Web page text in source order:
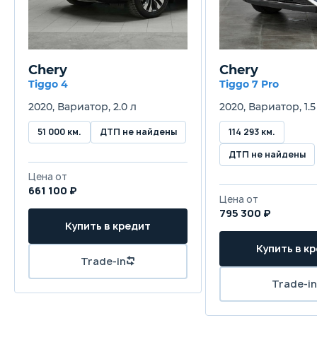
Объём багажника
Трансмиссия
Привод
Передняя подвеска
Задняя подвеска
Независимая, многорычажная
Chery
Tiggo 4
2020, Вариатор, 2.0 л
51 000 км. ДТП не найдены
Цена от
661 100 ₽
Купить в кредит
Trade-in
Chery
Tiggo 7 Pro
2020, Вариатор,
114 293 км.
ДТП не найдены
Цена от
795 300 ₽
Купить в
Trade-in